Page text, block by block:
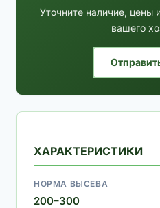
Уточните наличие, цены
вашего
ХАРАКТЕРИСТИКИ
НОРМА ВЫСЕВА
200–300